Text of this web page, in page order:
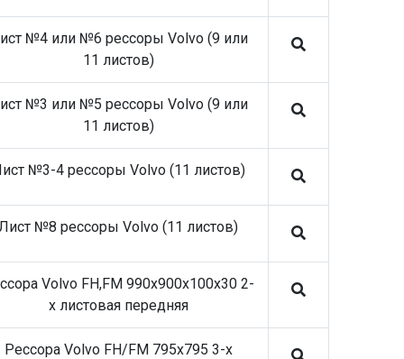
05.01.26 SHEFT Подшипники, блок-
28.05.26 Stellox запасные части на
коммерческий транспорт
09.04.26 SHEFT Колодки тормозные
05.03.26 SHEFT Колодки тормозные
18.11.25 Stellox запасные части на
№4 или №6 рессоры Volvo (9 или
11 листов)
№3 или №5 рессоры Volvo (9 или
11 листов)
№3-4 рессоры Volvo (11 листов)
№8 рессоры Volvo (11 листов)
Volvo FH,FM 990x900x100x30 2-
х листовая передняя
Рессора Volvo FH/FM 795x795 3-х